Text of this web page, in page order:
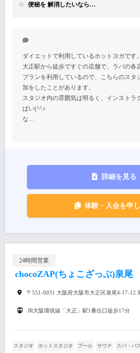
便秘を 解消したいなら…
ダイエットで利用しているホットヨガです。
大正駅から徒歩ですぐの店舗で、ラバの各
プランを利用しているので、こちらのスタ
加をしたことがあります。
スタジオ内の雰囲気は明るく、インストラ
ぱい(^^♪
な…
詳細を見る
体験・入会を申
24時間営業
chocoZAP(ちょこざっぷ)泉尾
〒551-0031 大阪府大阪市大正区泉尾4-17-12
JR大阪環状線「大正」駅1番出口徒歩17分
スタジオ ホットスタジオ プール サウナ スパ・バ